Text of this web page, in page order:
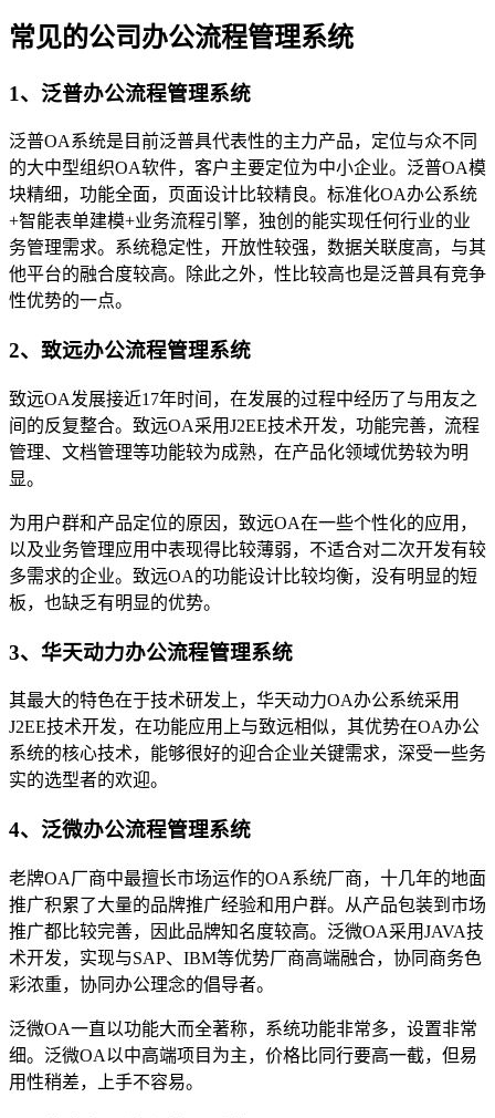
常见的公司办公流程管理系统
1、泛普办公流程管理系统
泛普OA系统是目前泛普具代表性的主力产品，定位与众不同
的大中型组织OA软件，客户主要定位为中小企业。泛普OA模
块精细，功能全面，页面设计比较精良。标准化OA办公系统
+智能表单建模+业务流程引擎，独创的能实现任何行业的业
务管理需求。系统稳定性，开放性较强，数据关联度高，与其
他平台的融合度较高。除此之外，性比较高也是泛普具有竞争
性优势的一点。
2、致远办公流程管理系统
致远OA发展接近17年时间，在发展的过程中经历了与用友之
间的反复整合。致远OA采用J2EE技术开发，功能完善，流程
管理、文档管理等功能较为成熟，在产品化领域优势较为明
显。
为用户群和产品定位的原因，致远OA在一些个性化的应用，
以及业务管理应用中表现得比较薄弱，不适合对二次开发有较
多需求的企业。致远OA的功能设计比较均衡，没有明显的短
板，也缺乏有明显的优势。
3、华天动力办公流程管理系统
其最大的特色在于技术研发上，华天动力OA办公系统采用
J2EE技术开发，在功能应用上与致远相似，其优势在OA办公
系统的核心技术，能够很好的迎合企业关键需求，深受一些务
实的选型者的欢迎。
4、泛微办公流程管理系统
老牌OA厂商中最擅长市场运作的OA系统厂商，十几年的地面
推广积累了大量的品牌推广经验和用户群。从产品包装到市场
推广都比较完善，因此品牌知名度较高。泛微OA采用JAVA技
术开发，实现与SAP、IBM等优势厂商高端融合，协同商务色
彩浓重，协同办公理念的倡导者。
泛微OA一直以功能大而全著称，系统功能非常多，设置非常
细。泛微OA以中高端项目为主，价格比同行要高一截，但易
用性稍差，上手不容易。